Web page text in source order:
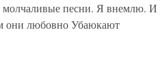
песни. Я внемлю. И
они любовно Убаюкают